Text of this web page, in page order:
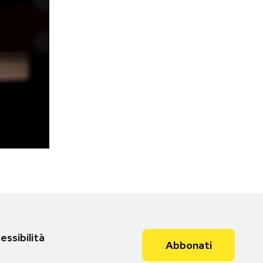
Abbonati